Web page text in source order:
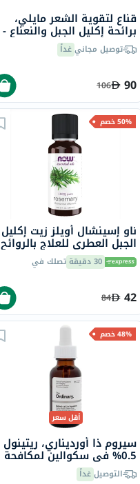
قناع لتقوية الشعر مايلي،
برائحة إكليل الجبل والنعناع -
2 × 340 جرام توصيل مجانيغداً
90
106
50% خصم
ناو إسينشال أويلز زيت إكليل
الجبل العطري للعلاج بالروائح
العطرية 30 مل
30 دقيقة تصلك في
42
84
48% خصم
أقل سعر
سيروم ذا أورديناري، ريتينول
0.5% في سكوالين لمكافحة
التوصيلغداً